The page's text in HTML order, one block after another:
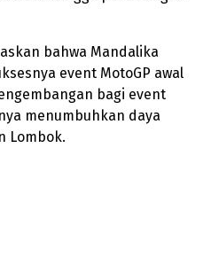
bahwa Mandalika
event MotoGP awal
bagi event
menumbuhkan daya
Lombok.